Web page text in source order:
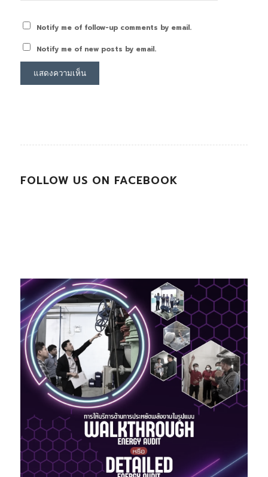
Notify me of follow-up comments by email.
Notify me of new posts by email.
FOLLOW US ON FACEBOOK